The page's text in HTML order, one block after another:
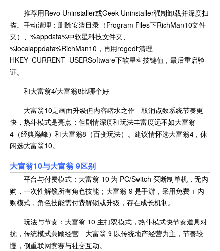
推荐用Revo Uninstaller或Geek Uninstaller强制卸载并深度扫
描。手动清理：删除安装目录（Program Files下RichMan10文件
夹）、%appdata%中软星科技文件夹、
%localappdata%RichMan10，再用regedit清理
HKEY_CURRENT_USERSoftware下软星科技键值，最后重启验
证。
和大富翁4/大富翁8比哪个好
大富翁10是画面升级但内容缩水之作，取消点数系统节奏更
快，热斗模式是亮点；但剧情深度和玩法丰富度远不如大富翁
4（经典巅峰）和大富翁8（百变玩法）。建议情怀选大富翁4，休
闲选大富翁10。
大富翁10与大富翁 9区别
平台与付费模式：大富翁 10 为 PC/Switch 买断制单机，无内
购，一次性解锁所有角色技能；大富翁 9 是手游，采用免费 + 内
购模式，角色技能需付费解锁或升级，存在成长机制。
玩法与节奏：大富翁 10 主打双模式，热斗模式快节奏道具对
抗，传统模式兼顾经营；大富翁 9 以传统地产经营为主，节奏较
慢，侧重联网竞赛与社交互动。